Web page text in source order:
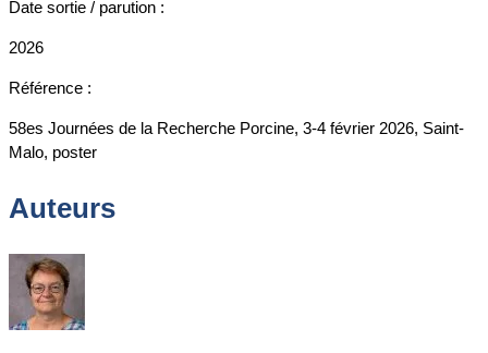
Date sortie / parution :
2026
Référence :
58es Journées de la Recherche Porcine, 3-4 février 2026, Saint-
Malo, poster
Auteurs